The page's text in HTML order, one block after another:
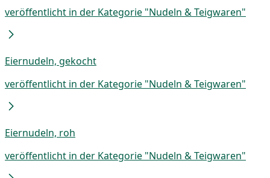
veröffentlicht in der Kategorie "Nudeln & Teigwaren"
Eiernudeln, gekocht
veröffentlicht in der Kategorie "Nudeln & Teigwaren"
Eiernudeln, roh
veröffentlicht in der Kategorie "Nudeln & Teigwaren"